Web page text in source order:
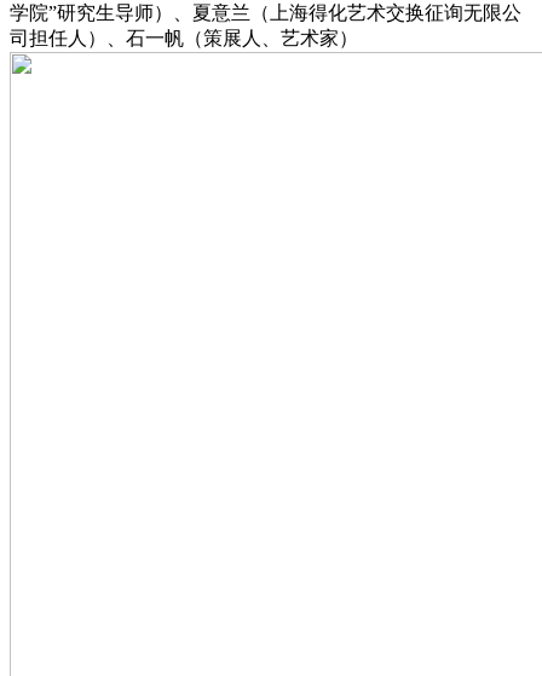
学院”研究生导师）、夏意兰（上海得化艺术交换征询无限公
司担任人）、石一帆（策展⼈、艺术家）